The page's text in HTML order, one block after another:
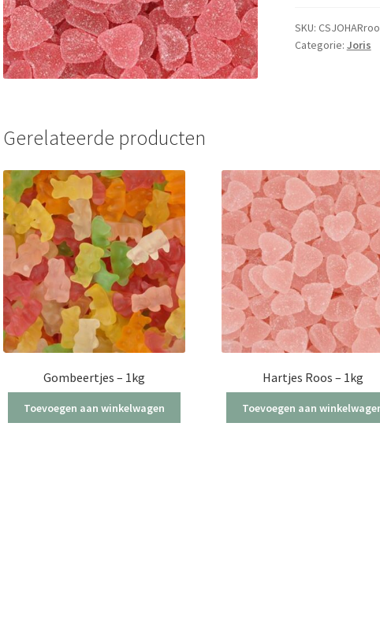
aantal
SKU: CSJOHARroo
Categorie: Joris
Gerelateerde producten
Gombeertjes – 1kg
Toevoegen aan winkelwagen
Hartjes Roos – 1kg
Toevoegen aan